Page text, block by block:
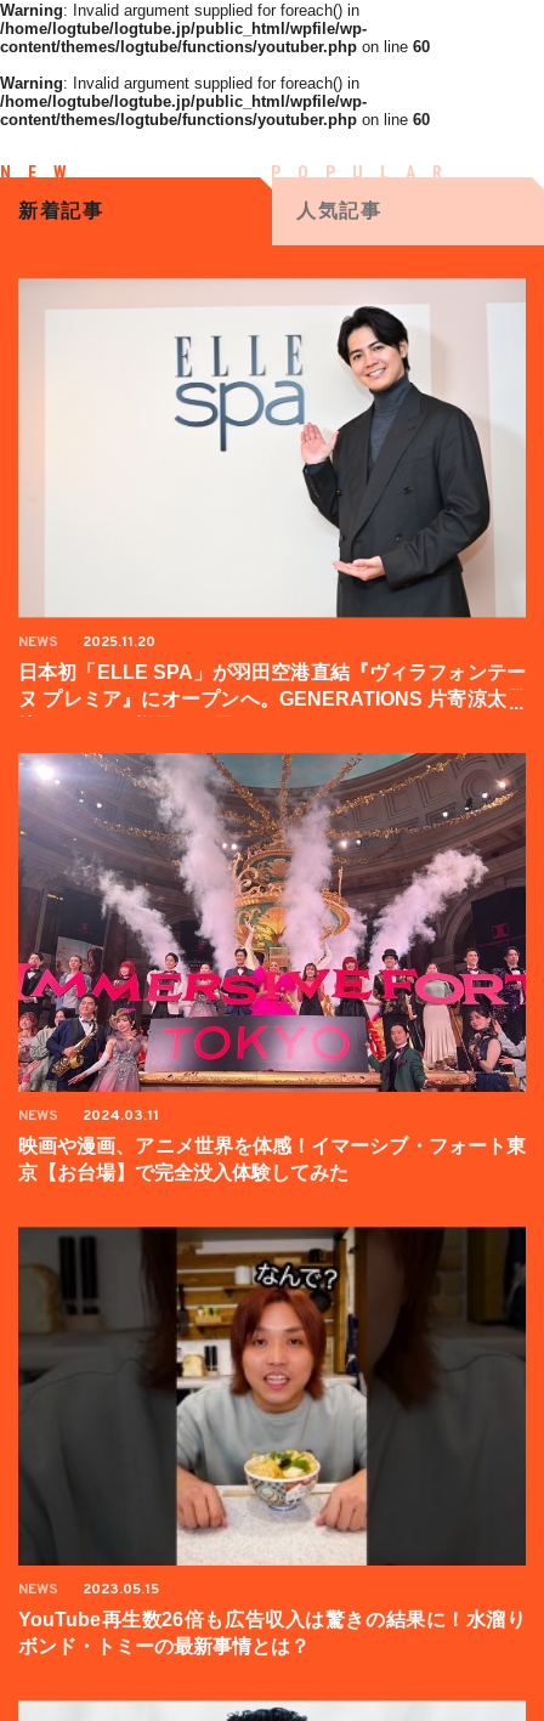
Warning: Invalid argument supplied for foreach() in
/home/logtube/logtube.jp/public_html/wpfile/wp-
content/themes/logtube/functions/youtuber.php on line 60
Warning: Invalid argument supplied for foreach() in
/home/logtube/logtube.jp/public_html/wpfile/wp-
content/themes/logtube/functions/youtuber.php on line 60
新着記事 人気記事
NEWS 2025.11.20
日本初「ELLE SPA」が羽田空港直結『ヴィラフォンテー
ヌ プレミア』にオープンへ。GENERATIONS 片寄涼太登
NEWS 2024.03.11
映画や漫画、アニメ世界を体感！イマーシブ・フォート東
京【お台場】で完全没入体験してみた
NEWS 2023.05.15
YouTube再生数26倍も広告収入は驚きの結果に！水溜り
ボンド・トミーの最新事情とは？